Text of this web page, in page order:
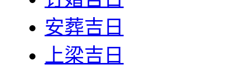
安葬吉日
上梁吉日